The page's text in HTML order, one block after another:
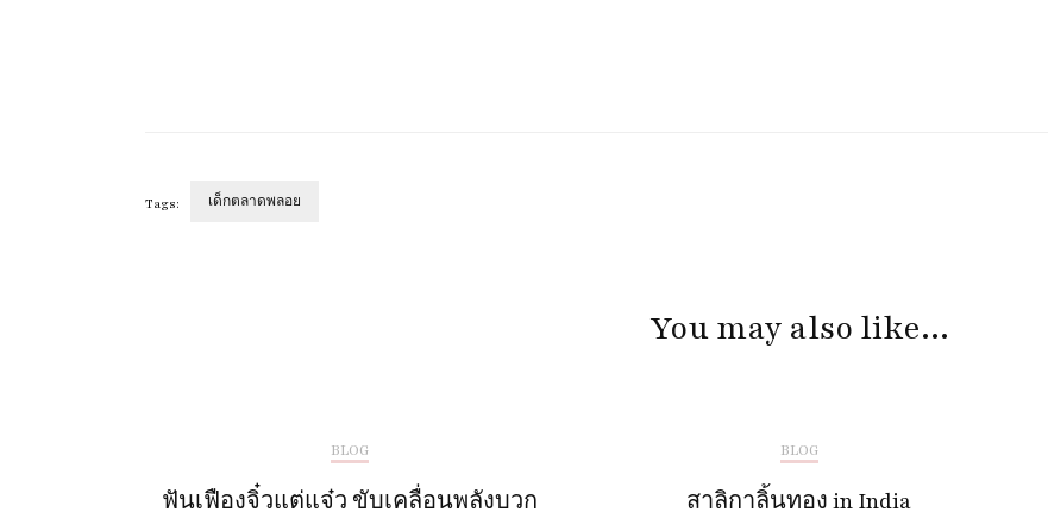
Tags: เด็กตลาดพลอย
You may also like...
BLOG
ฟันเฟืองจิ๋วแต่แจ๋ว ขับเคลื่อนพลังบวก
BLOG
สาลิกาลิ้นทอง in India